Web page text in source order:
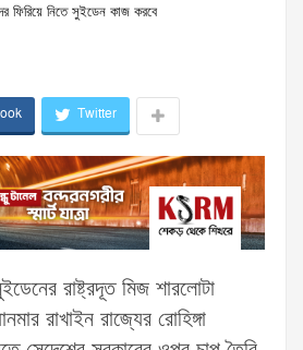
ফিরিয়ে নিতে সুইডেন কাজ করবে
Twitter
রাষ্ট্রদূত মিজ শারলোটা
রাখাইন রাজ্যের রোহিঙ্গা